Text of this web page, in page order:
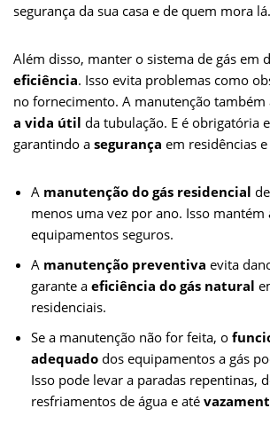
segurança da sua casa e de quem mora lá.
Além disso, manter o sistema de gás em
eficiência. Isso evita problemas como
no fornecimento. A manutenção também
a vida útil da tubulação. E é obrigatória
garantindo a segurança em residências
A manutenção do gás residencial
menos uma vez por ano. Isso mantém
equipamentos seguros.
A manutenção preventiva evita
garante a eficiência do gás natural
residenciais.
Se a manutenção não for feita, o
adequado dos equipamentos a gás
Isso pode levar a paradas repentinas,
resfriamentos de água e até